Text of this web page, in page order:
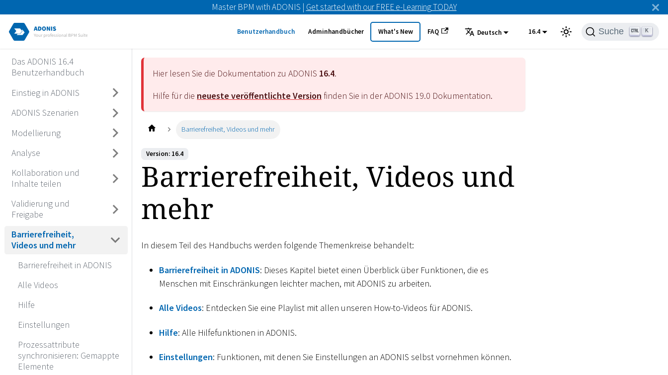
Master BPM with ADONIS | Get started with our FREE e-Learning TODAY
Benutzerhandbuch Adminhandbücher What's New FAQ Deutsch 16.4 Suche K
Das ADONIS 16.4
Benutzerhandbuch
Einstieg in ADONIS
ADONIS Szenarien
Modellierung
Analyse
Kollaboration und
Inhalte teilen
Validierung und
Freigabe
Barrierefreiheit,
Videos und mehr
Barrierefreiheit in ADONIS
Alle Videos
Hilfe
Einstellungen
Prozessattribute
synchronisieren: Gemappte
Elemente
Hier lesen Sie die Dokumentation zu ADONIS 16.4.
Hilfe für die neueste veröffentlichte Version finden Sie in der ADONIS 19.0 Dokumentation.
Barrierefreiheit, Videos und mehr
Version: 16.4
Barrierefreiheit, Videos und
mehr
In diesem Teil des Handbuchs werden folgende Themenkreise behandelt:
Barrierefreiheit in ADONIS: Dieses Kapitel bietet einen Überblick über Funktionen, die es
Menschen mit Einschränkungen leichter machen, mit ADONIS zu arbeiten.
Alle Videos: Entdecken Sie eine Playlist mit allen unseren How-to-Videos für ADONIS.
Hilfe: Alle Hilfefunktionen in ADONIS.
Einstellungen: Funktionen, mit denen Sie Einstellungen an ADONIS selbst vornehmen können.